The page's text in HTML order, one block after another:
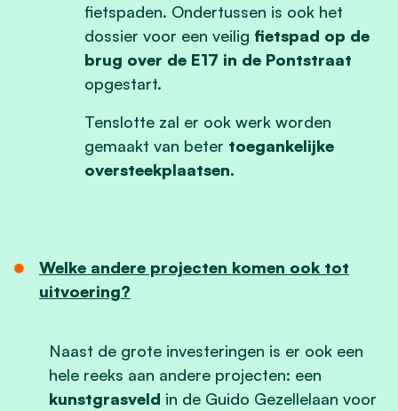
fietspaden. Ondertussen is ook het
dossier voor een veilig fietspad op de
brug over de E17 in de Pontstraat
opgestart.
Tenslotte zal er ook werk worden
gemaakt van beter toegankelijke
oversteekplaatsen.
Welke andere projecten komen ook tot
uitvoering?
Naast de grote investeringen is er ook een
hele reeks aan andere projecten: een
kunstgrasveld in de Guido Gezellelaan voor